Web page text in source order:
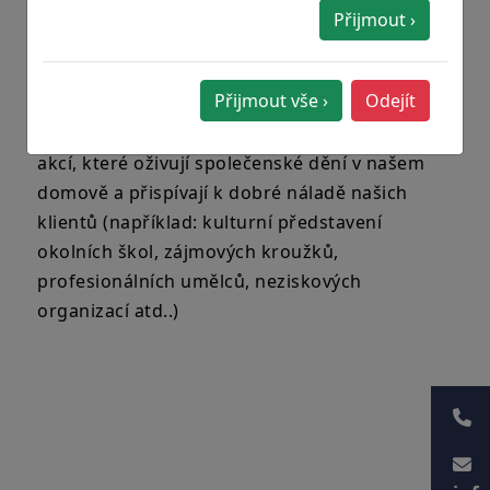
Poloha domova v širším centru Prahy
umožňuje rodinám častý kontakt se svými
příbuznými. Díky výhodnému umístnění, se v
akcí, které oživují společenské dění v našem
domově a přispívají k dobré náladě našich
klientů (například: kulturní představení
okolních škol, zájmových kroužků,
profesionálních umělců, neziskových
organizací atd..)
Přijmout ›
Přijmout vše › Odejít